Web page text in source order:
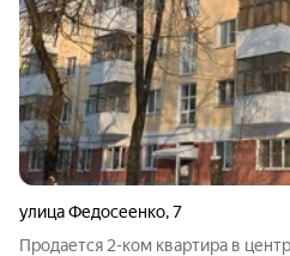
улица Федосеенко,7
Продается 2-ком квартира в